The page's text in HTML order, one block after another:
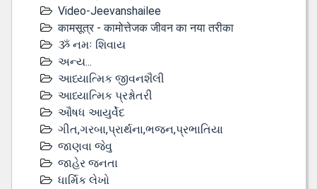
Video-Jeevanshailee
कामसूत्र - कामोत्तेजक जीवन का नया तरीका
ૐ નમઃ શિવાય
અન્ય...
આધ્યાત્મિક જીવનશૈલી
આધ્યાત્મિક પ્રશ્નોતરી
ઔષધ આયુર્વેદ
ગીત,ગરબા,પ્રાર્થના,ભજન,પ્રભાતિયા
જાણવા જેવુ
જાહેર જનતા
ધાર્મિક લેખો